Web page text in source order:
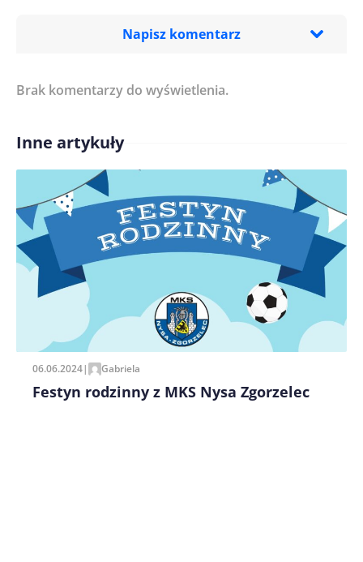
Napisz komentarz
Treść komentarza*
Imię/ Nick*
Zapamiętaj moje dane w tej przeglądarce podczas
pisania kolejnych komentarzy.
Brak komentarzy do wyświetlenia.
Inne artykuły
06.06.2024| Gabriela
Festyn rodzinny z MKS Nysa Zgorzelec